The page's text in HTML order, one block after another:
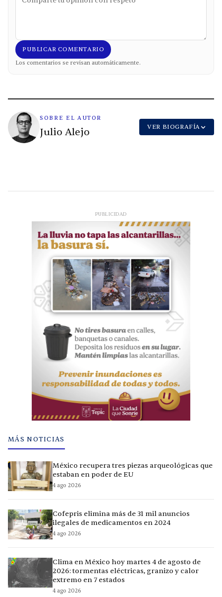
PUBLICAR COMENTARIO
Los comentarios se revisan automáticamente.
SOBRE EL AUTOR
Julio Alejo VER BIOGRAFÍA
PUBLICIDAD
MÁS NOTICIAS
México recupera tres piezas arqueológicas que
estaban en poder de EU
4 ago 2026
Cofepris elimina más de 31 mil anuncios
ilegales de medicamentos en 2024
4 ago 2026
Clima en México hoy martes 4 de agosto de
2026: tormentas eléctricas, granizo y calor
extremo en 7 estados
4 ago 2026